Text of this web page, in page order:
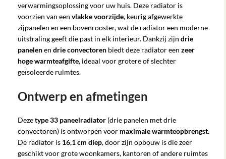
verwarmingsoplossing voor uw huis. Deze radiator is
voorzien van een vlakke voorzijde, keurig afgewerkte
zijpanelen en een bovenrooster, wat de radiator een moderne
uitstraling geeft die past in elk interieur. Dankzij zijn drie
panelenen drie convectoren biedt deze radiator een zeer
hoge warmteafgifte, ideaal voor grotere of slechter
geïsoleerde ruimtes.
Ontwerp en afmetingen
Dezetype 33 paneelradiator (drie panelen met drie
convectoren) is ontworpen voor maximale warmteopbrengst.
De radiator is 16,1 cm diep, door zijn opbouw is die zeer
geschikt voor grote woonkamers, kantoren of andere ruimtes